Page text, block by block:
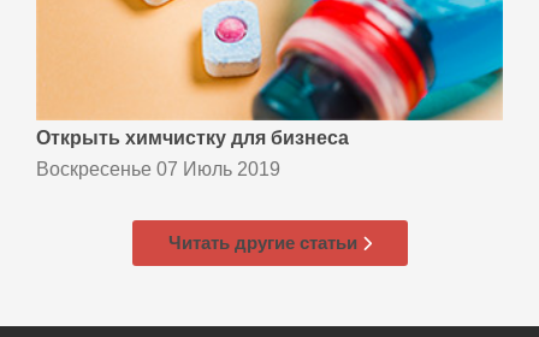
Открыть химчистку для бизнеса
Воскресенье 07 Июль 2019
Читать другие статьи